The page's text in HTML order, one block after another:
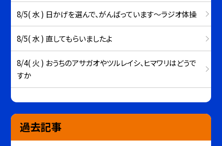
8/5( 水 ) 日かげを選んで、がんばっています～ラジオ体操
8/5( 水 ) 直してもらいましたよ
8/4( 火 ) おうちのアサガオやツルレイシ、ヒマワリはどうで
すか
過去記事